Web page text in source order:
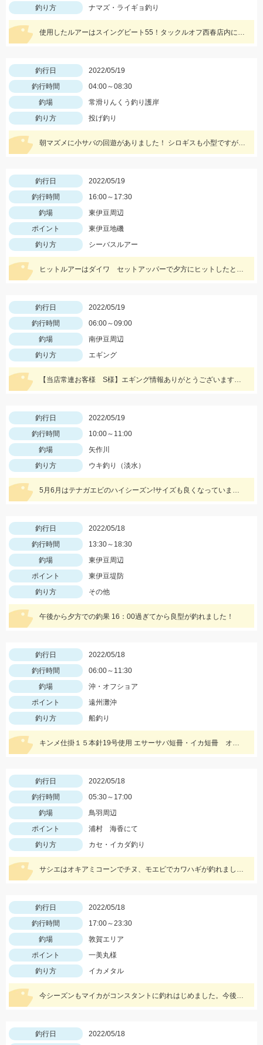
釣り方 ナマズ・ライギョ釣り
使用したルアーはスイングビート55！タックルオフ西春店内に在庫がございます！
釣行日
2022/05/19
釣行時間
04:00～08:30
釣場
常滑りんくう釣り護岸
釣り方
投げ釣り
朝マズメに小サバの回遊がありました！ シロギスも小型ですが、数が釣れていますよ！
釣行日
2022/05/19
釣行時間
16:00～17:30
釣場
東伊豆周辺
ポイント
東伊豆地磯
釣り方
シーバスルアー
ヒットルアーはダイワ セットアッパーで夕方にヒットしたとのことです。83ｃｍ5ｋｇのナイスサイズでした！情報提供ありがとうございます！
釣行日
2022/05/19
釣行時間
06:00～09:00
釣場
南伊豆周辺
釣り方
エギング
【当店常連お客様 S様】エギング情報ありがとうございます。 朝マヅメの時間帯３杯立て続けに、1.8㌔・800ｇ・900ｇが釣れました！ 1.8㌔のヒットエギは【エギ王Ｋ3.5号 黒潮ＳＰ マッスルファイト】
釣行日
2022/05/19
釣行時間
10:00～11:00
釣場
矢作川
釣り方
ウキ釣り（淡水）
5月6月はテナガエビのハイシーズン!サイズも良くなっています!エサは石ゴカイで、小さく切ると針掛かりアップします!
釣行日
2022/05/18
釣行時間
13:30～18:30
釣場
東伊豆周辺
ポイント
東伊豆堤防
釣り方
その他
午後から夕方での釣果 16：00過ぎてから良型が釣れました！
釣行日
2022/05/18
釣行時間
06:00～11:30
釣場
沖・オフショア
ポイント
遠州灘沖
釣り方
船釣り
キンメ仕掛１５本針19号使用 エサーサバ短冊・イカ短冊 オモリー２ｋｇ使用
釣行日
2022/05/18
釣行時間
05:30～17:00
釣場
鳥羽周辺
ポイント
浦村 海香にて
釣り方
カセ・イカダ釣り
サシエはオキアミコーンでチヌ、モエビでカワハギが釣れました！
釣行日
2022/05/18
釣行時間
17:00～23:30
釣場
敦賀エリア
ポイント
一美丸様
釣り方
イカメタル
今シーズンもマイカがコンスタントに釣れはじめました。今後さらに期待できるので是非釣りに行ってみてください！
釣行日
2022/05/18